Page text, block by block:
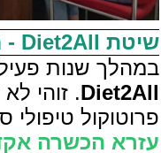
שיטת Diet2All - מדע במקום ניחושים
במהלך שנות
Diet2All. זוהי
פרוטוקול
עזרא הכשרה